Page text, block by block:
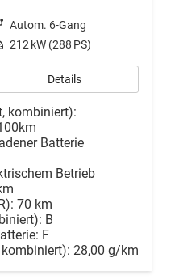
Autom. 6-Gang
212 kW (288 PS)
Details
kombiniert):
Batterie
Betrieb
70 km
B
F
28,00 g/km